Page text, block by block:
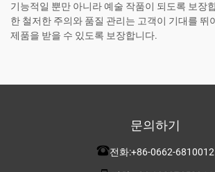
기능적일 뿐만 아니라 예술 작품이 되도록 보장
한 철저한 주의와 품질 관리는 고객이 기대를 뛰
제품을 받을 수 있도록 보장합니다.
문의하기
전화:+86-0662-6810012